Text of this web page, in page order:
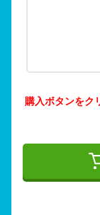
購入ボタンをク